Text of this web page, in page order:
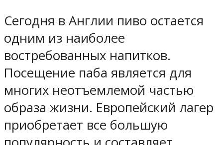
Сегодня в Англии пиво остается
одним из наиболее
востребованных напитков.
Посещение паба является для
многих неотъемлемой частью
образа жизни. Европейский лагер
приобретает все большую